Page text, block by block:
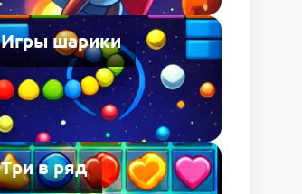
Игры шарики
Три в ряд